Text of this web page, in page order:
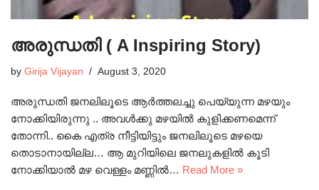
അരുന്ധതി ( A Inspiring Story)
by Girija Vijayan August 3, 2020
അരുന്ധതി ജനലിലൂടെ ആർത്തലച്ചു പെയ്യുന്ന മഴയും
നോക്കിയിരുന്നു .. അവൾക്കു മഴയിൽ കുളിക്കണമെന്ന്
തോന്നി.. കൈ എത്ര നീട്ടിയിട്ടും ജനലിലൂടെ മഴയെ
തൊടാനായില്ല… ആ മുറിയിലെ ജനലുകളിൽ കൂടി
നോക്കിയാൽ മഴ വെള്ളം മണ്ണിൽ… Read More »